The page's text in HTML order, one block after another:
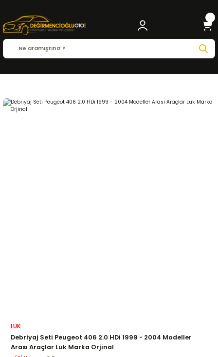
LUK
Debriyaj Seti Peugeot 406 2.0 HDi 1999 - 2004 Modeller
Arası Araçlar Luk Marka Orjinal